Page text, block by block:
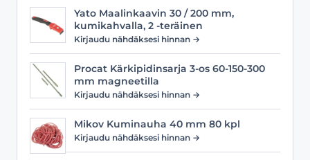
Yato Maalinkaavin 30 / 200 mm,
kumikahvalla, 2 -teräinen
Kirjaudu nähdäksesi hinnan →
Procat Kärkipidinsarja 3-os 60-150-300
mm magneetilla
Kirjaudu nähdäksesi hinnan →
Mikov Kuminauha 40 mm 80 kpl
Kirjaudu nähdäksesi hinnan →